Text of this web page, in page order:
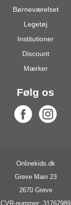
Børneværelset
Legetøj
Institutioner
Discount
Mærker
Følg os
Onlinekids.dk
Greve Main 23
2670 Greve
CVR-nummer: 31767989